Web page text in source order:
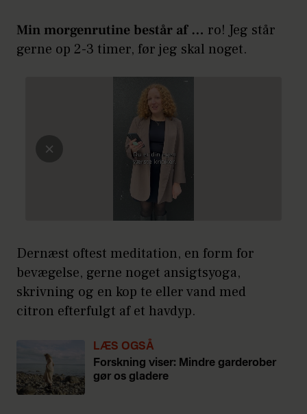
Min morgenrutine består af … ro! Jeg står
gerne op 2-3 timer, før jeg skal noget.
Dernæst oftest meditation, en form for
bevægelse, gerne noget ansigtsyoga,
skrivning og en kop te eller vand med
citron efterfulgt af et havdyp.
LÆS OGSÅ
Forskning viser: Mindre garderober
gør os gladere